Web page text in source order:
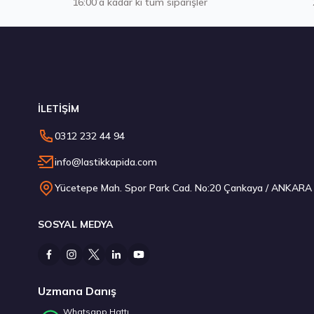
235/45 R18 98Y XL Ecsta Sport PS72 Yaz 2026
6.710,00 ₺
İLETİŞİM
0312 232 44 94
info@lastikkapida.com
Yücetepe Mah. Spor Park Cad. No:20 Çankaya / ANKARA
SOSYAL MEDYA
Uzmana Danış
Whatsapp Hattı